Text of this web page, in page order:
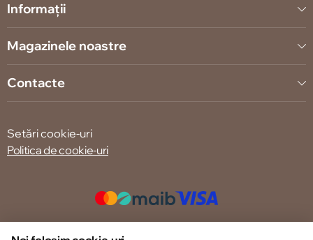
Informații
Magazinele noastre
Contacte
Setări cookie-uri
Politica de cookie-uri
© 2013 – 2026 ECOM